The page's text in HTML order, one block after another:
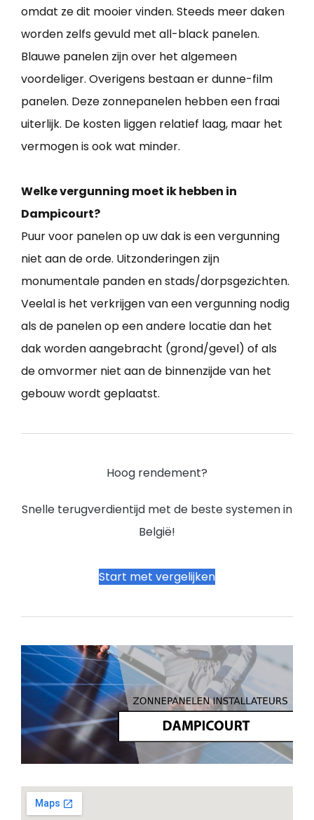
omdat ze dit mooier vinden. Steeds meer daken
worden zelfs gevuld met all-black panelen.
Blauwe panelen zijn over het algemeen
voordeliger. Overigens bestaan er dunne-film
panelen. Deze zonnepanelen hebben een fraai
uiterlijk. De kosten liggen relatief laag, maar het
vermogen is ook wat minder.
Welke vergunning moet ik hebben in
Dampicourt?
Puur voor panelen op uw dak is een vergunning
niet aan de orde. Uitzonderingen zijn
monumentale panden en stads/dorpsgezichten.
Veelal is het verkrijgen van een vergunning nodig
als de panelen op een andere locatie dan het
dak worden aangebracht (grond/gevel) of als
de omvormer niet aan de binnenzijde van het
gebouw wordt geplaatst.
Hoog rendement?
Snelle terugverdientijd met de beste systemen in
België!
Start met vergelijken